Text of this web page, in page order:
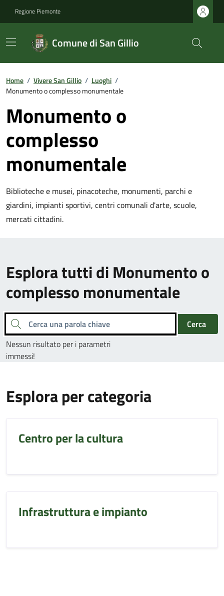
Regione Piemonte
Comune di San Gillio
Home / Vivere San Gillio / Luoghi /
Monumento o complesso monumentale
Monumento o
complesso
monumentale
Biblioteche e musei, pinacoteche, monumenti, parchi e
giardini, impianti sportivi, centri comunali d'arte, scuole,
mercati cittadini.
Esplora tutti di Monumento o
complesso monumentale
Cerca una parola chiave
Cerca
Nessun risultato per i parametri
immessi!
Esplora per categoria
Centro per la cultura
Infrastruttura e impianto